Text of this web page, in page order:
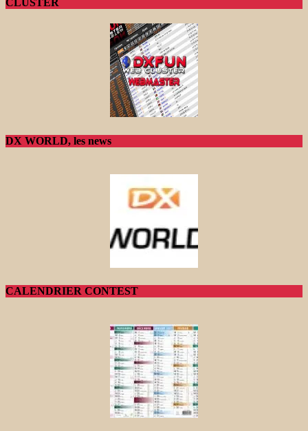
CLUSTER
DX WORLD, les news
CALENDRIER CONTEST